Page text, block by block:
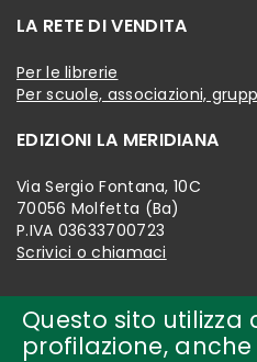
Questo sito utilizza
profilazione,
LA RETE DI VENDITA
Per le librerie
Per scuole, associazioni,
EDIZIONI LA MERIDIANA
Via Sergio Fontana, 10C
70056 Molfetta (Ba)
P.IVA 03633700723
Scrivici o chiamaci